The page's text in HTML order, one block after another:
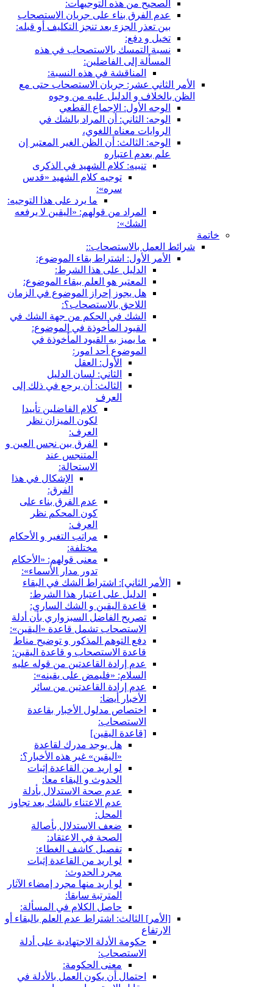
الصحيح من هذه التوجيهات:
عدم الفرق بناء على جريان الاستصحاب
بين تعذر الجزء بعد تنجز التكليف أو قبله:
تخيل و دفع:
نسبة التمسك بالاستصحاب في هذه
المسألة إلى الفاضلين:
المناقشة في هذه النسبة:
الأمر الثاني عشر: جريان الاستصحاب حتى مع
الظن بالخلاف و الدليل عليه من وجوه
الوجه الأول: الإجماع القطعي
الوجه: الثاني: أن المراد بالشك في
الروايات معناه اللغوي،
الوجه: الثالث: أن الظن الغير المعتبر إن
علم بعدم اعتباره
تنبيه: كلام الشهيد في الذكرى
توجيه كلام الشهيد «قدس
سره»:
ما يرد على هذا التوجيه:
المراد من قولهم: «اليقين لا يرفعه
الشك»:
خاتمة
شرائط العمل بالاستصحاب::
الأمر الأول: اشتراط بقاء الموضوع:
الدليل على هذا الشرط:
المعتبر هو العلم ببقاء الموضوع:
هل يجوز إحراز الموضوع في الزمان
اللاحق بالاستصحاب؟:
الشك في الحكم من جهة الشك في
القيود المأخوذة في الموضوع:
ما يميز به القيود المأخوذة في
الموضوع أحد امور:
الأول: العقل
الثاني: لسان الدليل
الثالث: أن يرجع في ذلك إلى
العرف
كلام الفاضلين تأييدا
لكون الميزان نظر
العرف:
الفرق بين نجس العين و
المتنجس عند
الاستحالة:
الإشكال في هذا
الفرق:
عدم الفرق بناء على
كون المحكم نظر
العرف:
مراتب التغير و الأحكام
مختلفة:
معنى قولهم: «الأحكام
تدور مدار الأسماء»:
[الأمر الثاني‏]: اشتراط الشك في البقاء
الدليل على اعتبار هذا الشرط:
قاعدة اليقين و الشك الساري:
تصريح الفاضل السبزواري بأن أدلة
الاستصحاب تشمل قاعدة «اليقين»:
دفع التوهم المذكور و توضيح مناط
قاعدة الاستصحاب و قاعدة اليقين:
عدم إرادة القاعدتين من قوله عليه
السلام: «فليمض على يقينه»:
عدم إرادة القاعدتين من سائر
الأخبار أيضا:
اختصاص مدلول الأخبار بقاعدة
الاستصحاب:
[قاعدة اليقين‏]
هل يوجد مدرك لقاعدة
«اليقين» غير هذه الأخبار؟:
لو اريد من القاعدة إثبات
الحدوث و البقاء معا:
عدم صحة الاستدلال بأدلة
عدم الاعتناء بالشك بعد تجاوز
المحل:
ضعف الاستدلال بأصالة
الصحة في الاعتقاد:
تفصيل كاشف الغطاء:
لو اريد من القاعدة إثبات
مجرد الحدوث:
لو اريد منها مجرد إمضاء الآثار
المترتبة سابقا:
حاصل الكلام في المسألة:
[الأمر] الثالث: اشتراط عدم العلم بالبقاء أو
الارتفاع
حكومة الأدلة الاجتهادية على أدلة
الاستصحاب:
معنى الحكومة:
احتمال أن يكون العمل بالأدلة في